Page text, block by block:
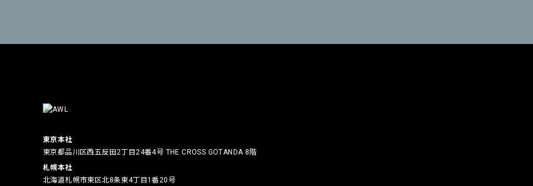
東京本社
東京都品川区西五反田2丁目24番4号 THE CROSS GOTANDA 8階
札幌本社
北海道札幌市東区北8条東4丁目1番20号